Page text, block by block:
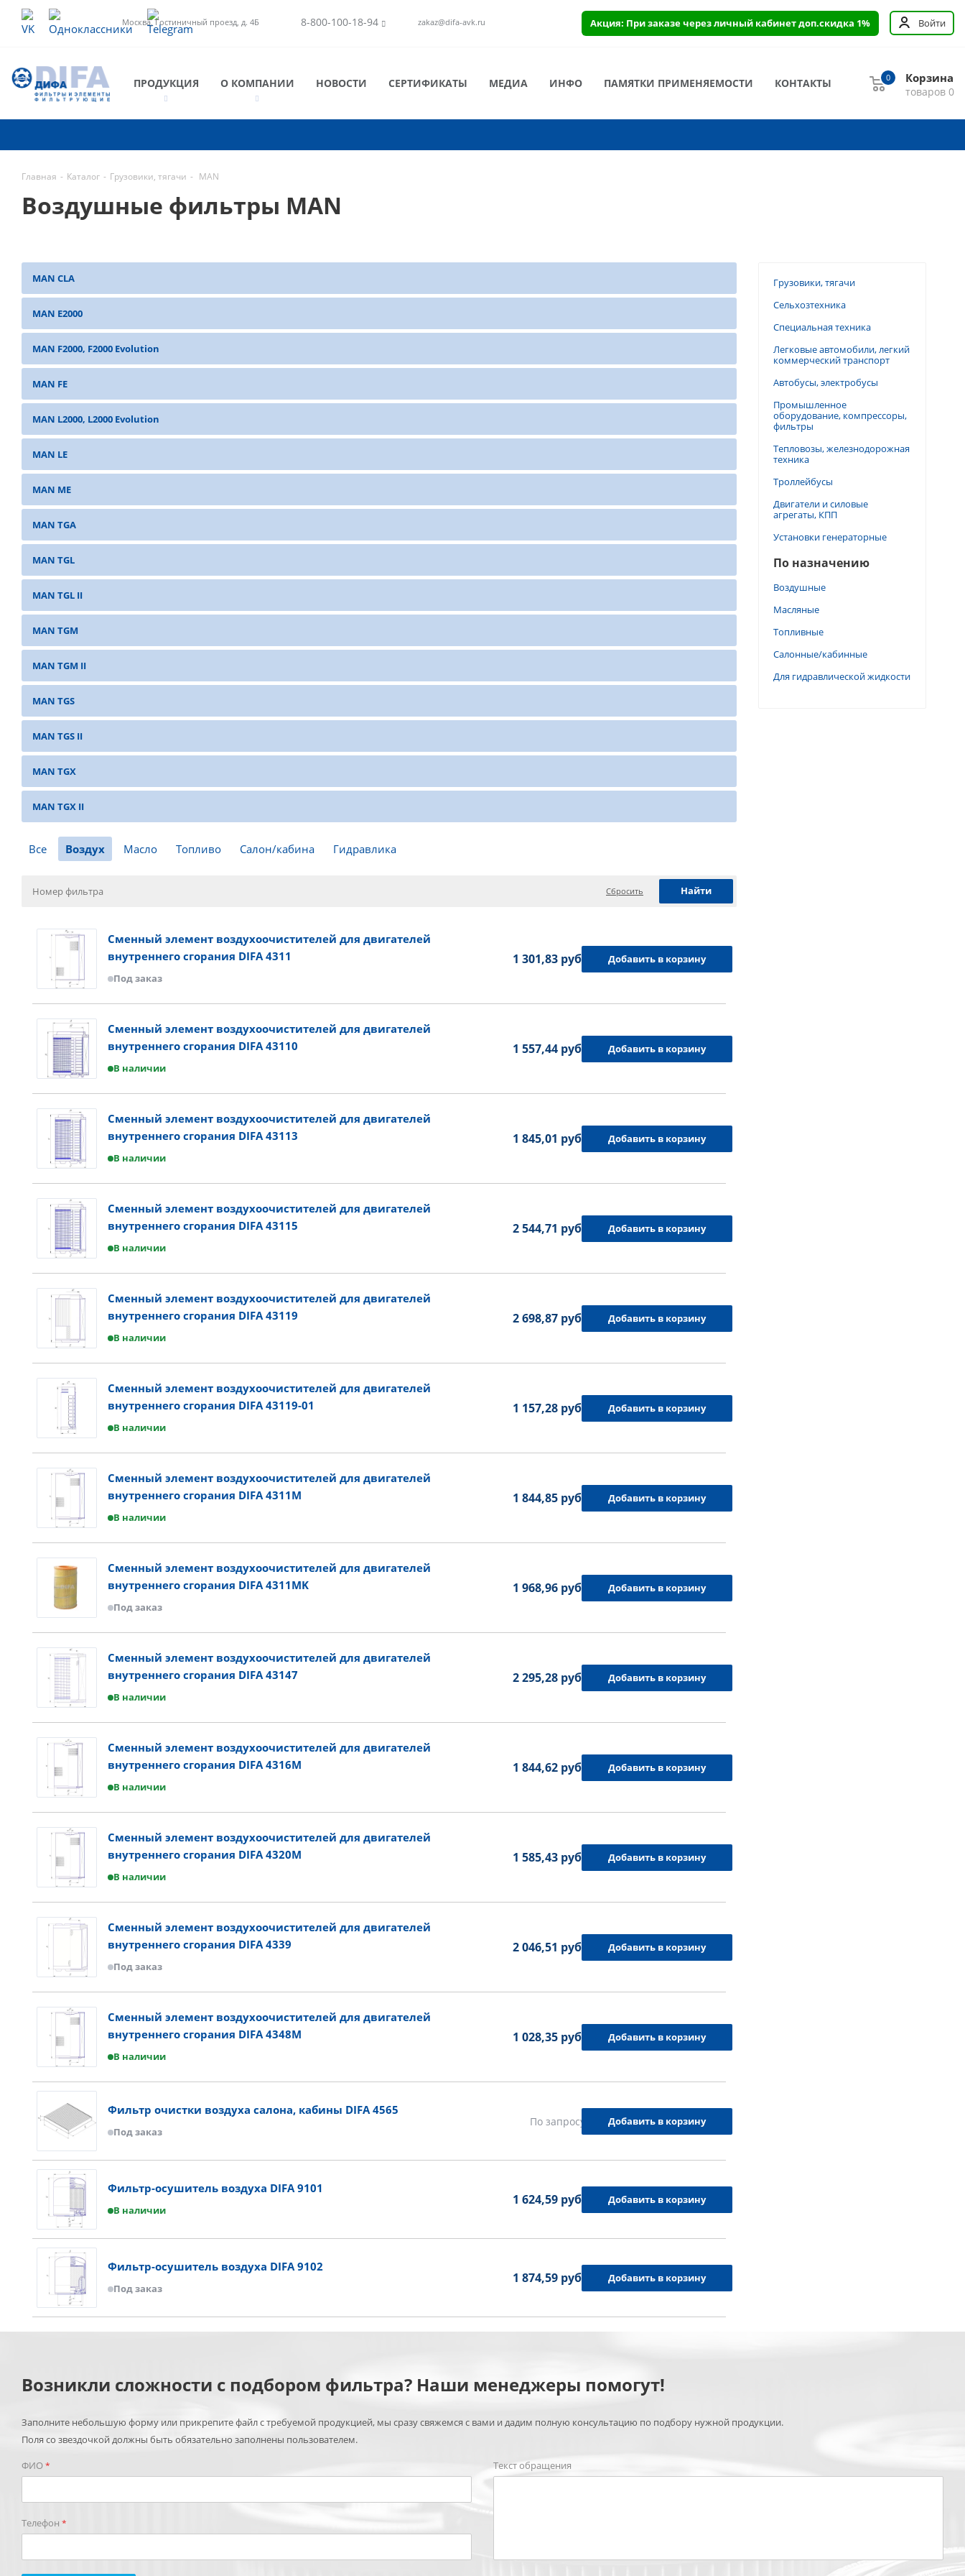
Москва, Гостиничный проезд, д. 4Б 8-800-100-18-94 zakaz@difa-avk.ru Акция: При заказе через личный кабинет доп.скидка 1% Войти
ПРОДУКЦИЯ О КОМПАНИИ НОВОСТИ СЕРТИФИКАТЫ МЕДИА ИНФО ПАМЯТКИ ПРИМЕНЯЕМОСТИ КОНТАКТЫ Корзина
товаров 0
0
Главная - Каталог - Грузовики, тягачи - MAN
Воздушные фильтры MAN
MAN CLA
MAN E2000
MAN F2000, F2000 Evolution
MAN FE
MAN L2000, L2000 Evolution
MAN LE
MAN ME
MAN TGA
MAN TGL
MAN TGL II
MAN TGM
MAN TGM II
MAN TGS
MAN TGS II
MAN TGX
MAN TGX II
Все Воздух Масло Топливо Салон/кабина Гидравлика
Сбросить
Сменный элемент воздухоочистителей для двигателей
внутреннего сгорания DIFA 4311
Под заказ
1 301,83 руб. Добавить в корзину
Сменный элемент воздухоочистителей для двигателей
внутреннего сгорания DIFA 43110
В наличии
1 557,44 руб. Добавить в корзину
Сменный элемент воздухоочистителей для двигателей
внутреннего сгорания DIFA 43113
В наличии
1 845,01 руб. Добавить в корзину
Сменный элемент воздухоочистителей для двигателей
внутреннего сгорания DIFA 43115
В наличии
2 544,71 руб. Добавить в корзину
Сменный элемент воздухоочистителей для двигателей
внутреннего сгорания DIFA 43119
В наличии
2 698,87 руб. Добавить в корзину
Сменный элемент воздухоочистителей для двигателей
внутреннего сгорания DIFA 43119-01
В наличии
1 157,28 руб. Добавить в корзину
Сменный элемент воздухоочистителей для двигателей
внутреннего сгорания DIFA 4311M
В наличии
1 844,85 руб. Добавить в корзину
Сменный элемент воздухоочистителей для двигателей
внутреннего сгорания DIFA 4311MK
Под заказ
1 968,96 руб. Добавить в корзину
Сменный элемент воздухоочистителей для двигателей
внутреннего сгорания DIFA 43147
В наличии
2 295,28 руб. Добавить в корзину
Сменный элемент воздухоочистителей для двигателей
внутреннего сгорания DIFA 4316M
В наличии
1 844,62 руб. Добавить в корзину
Сменный элемент воздухоочистителей для двигателей
внутреннего сгорания DIFA 4320M
В наличии
1 585,43 руб. Добавить в корзину
Сменный элемент воздухоочистителей для двигателей
внутреннего сгорания DIFA 4339
Под заказ
2 046,51 руб. Добавить в корзину
Сменный элемент воздухоочистителей для двигателей
внутреннего сгорания DIFA 4348M
В наличии
1 028,35 руб. Добавить в корзину
Фильтр очистки воздуха салона, кабины DIFA 4565
Под заказ
По запросу Добавить в корзину
Фильтр-осушитель воздуха DIFA 9101
В наличии
1 624,59 руб. Добавить в корзину
Фильтр-осушитель воздуха DIFA 9102
Под заказ
1 874,59 руб. Добавить в корзину
Грузовики, тягачи
Сельхозтехника
Специальная техника
Легковые автомобили, легкий
коммерческий транспорт
Автобусы, электробусы
Промышленное
оборудование, компрессоры,
фильтры
Тепловозы, железнодорожная
техника
Троллейбусы
Двигатели и силовые
агрегаты, КПП
Установки генераторные
По назначению
Воздушные
Масляные
Топливные
Салонные/кабинные
Для гидравлической жидкости
Возникли сложности с подбором фильтра? Наши менеджеры помогут!
Заполните небольшую форму или прикрепите файл с требуемой продукцией, мы сразу свяжемся с вами и дадим полную консультацию по подбору нужной продукции.
Поля со звездочкой должны быть обязательно заполнены пользователем.
ФИО*
Телефон *
Текст обращения